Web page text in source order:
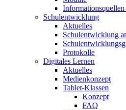
Schulentwicklung
Aktuelles
Schulentwicklung
Protokolle
Digitales Lernen
Aktuelles
Medienkonzept
Tablet-Klassen
Konzept
FAQ